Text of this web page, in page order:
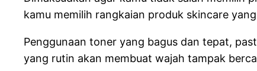
kamu memilih rangkaian produk skincare
Penggunaan toner yang bagus dan tepat,
yang rutin akan membuat wajah tampak